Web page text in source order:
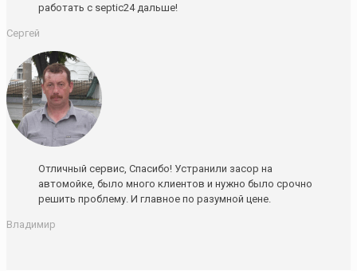
работать с septic24 дальше!
Сергей
Отличный сервис, Спасибо! Устранили засор на
автомойке, было много клиентов и нужно было срочно
решить проблему. И главное по разумной цене.
Владимир